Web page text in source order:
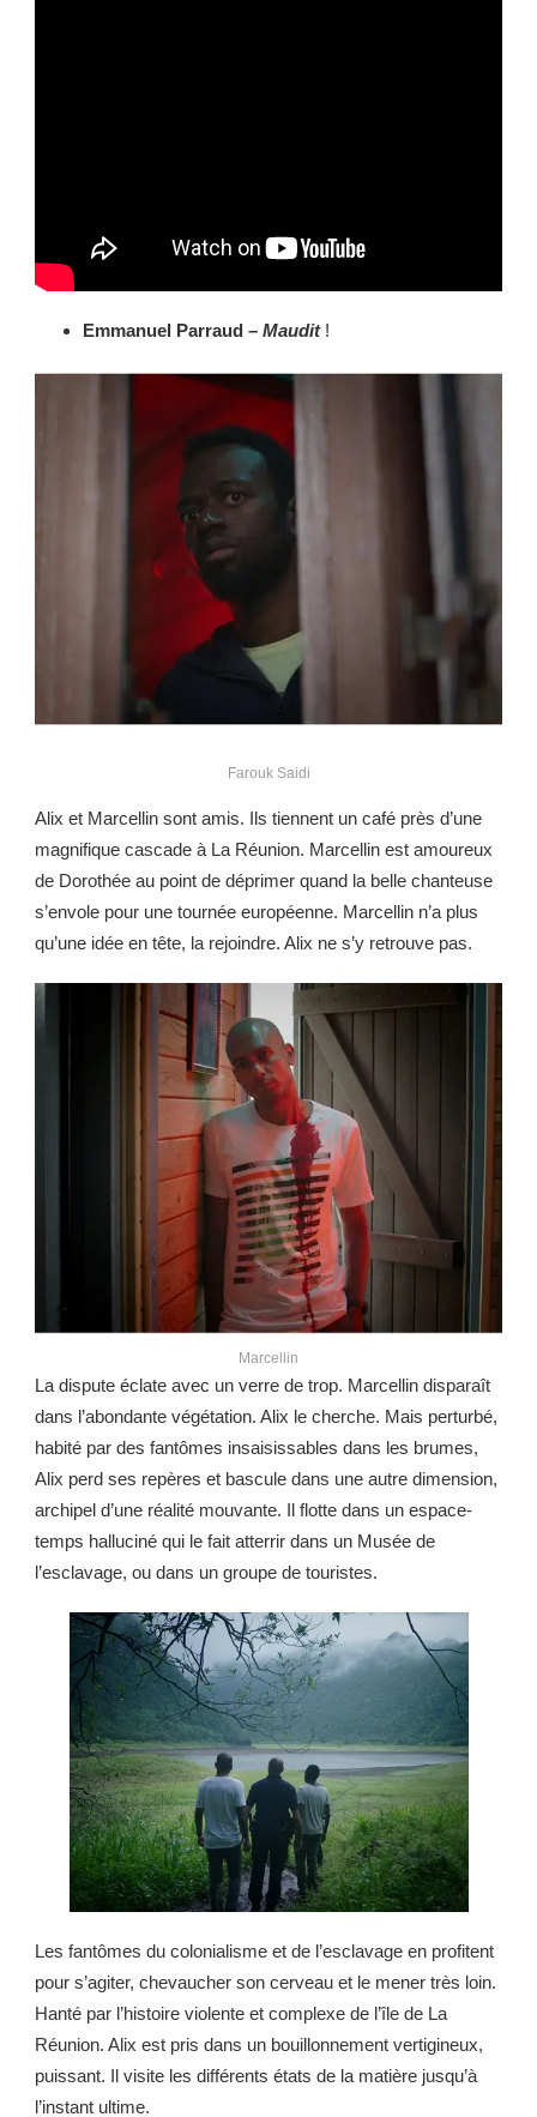
Emmanuel Parraud – Maudit!
Farouk Saidi
Alix et Marcellin sont amis. Ils tiennent un café près d’une
magnifique cascade à La Réunion. Marcellin est amoureux
de Dorothée au point de déprimer quand la belle chanteuse
s’envole pour une tournée européenne. Marcellin n’a plus
qu’une idée en tête, la rejoindre. Alix ne s’y retrouve pas.
Marcellin
La dispute éclate avec un verre de trop. Marcellin disparaît
dans l’abondante végétation. Alix le cherche. Mais perturbé,
habité par des fantômes insaisissables dans les brumes,
Alix perd ses repères et bascule dans une autre dimension,
archipel d’une réalité mouvante. Il flotte dans un espace-
temps halluciné qui le fait atterrir dans un Musée de
l’esclavage, ou dans un groupe de touristes.
Les fantômes du colonialisme et de l’esclavage en profitent
pour s’agiter, chevaucher son cerveau et le mener très loin.
Hanté par l’histoire violente et complexe de l’île de La
Réunion. Alix est pris dans un bouillonnement vertigineux,
puissant. Il visite les différents états de la matière jusqu’à
l’instant ultime.